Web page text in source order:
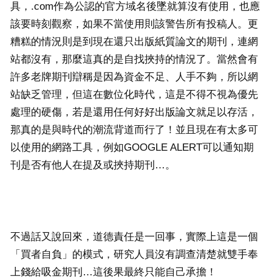
具，.com作為公認的官方域名後墜就算沒有使用，也應
該要時刻觀察，如果不當使用則該警告所有投稿人。更
糟糕的情況則是到現在還只出版紙質論文的期刊，連網
站都沒有，那麼這真的是自找挾持的情況了。當然會有
許多老牌期刊辯稱是因為資金不足、人手不夠，所以網
站缺乏管理，但這在數位化時代，這是不得不視為優先
處理的硬傷，若是還用任何好好出版論文就足以存活，
那真的是與時代的潮流背道而行了！並且現在有太多可
以使用的網路工具，例如GOOGLE ALERT可以通知期
刊是否有他人在提及或挾持期刊…。
不過話又說回來，道德責任是一回事，實際上這是一個
「買者自負」的模式，研究人員沒有調查清楚就雙手奉
上錢給吸金期刊…這後果最終只能自己承擔！